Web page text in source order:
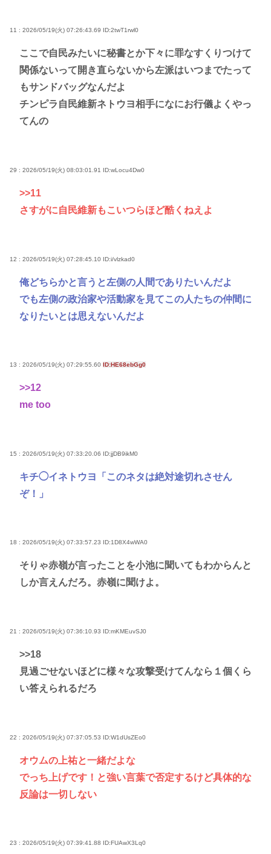
11 : 2026/05/19(火) 07:26:43.69 ID:2twT1rwl0
ここで自民みたいに秘書とか下々に罪なすくりつけて
関係ないって開き直らないから左派はいつまでたって
もサンドバッグなんだよ
チンピラ自民維新ネトウヨ相手になにお行儀よくやっ
てんの
29 : 2026/05/19(火) 08:03:01.91 ID:wLocu4Dw0
>>11
さすがに自民維新もこいつらほど酷くねえよ
12 : 2026/05/19(火) 07:28:45.10 ID:i/vlzkad0
俺どちらかと言うと左側の人間でありたいんだよ
でも左側の政治家や活動家を見てこの人たちの仲間に
なりたいとは思えないんだよ
13 : 2026/05/19(火) 07:29:55.60 ID:HE68ebGg0
>>12
me too
15 : 2026/05/19(火) 07:33:20.06 ID:jjDB9ikM0
キチ◯イネトウヨ「このネタは絶対途切れさせん
ぞ！」
18 : 2026/05/19(火) 07:33:57.23 ID:1D8X4wWA0
そりゃ赤嶺が言ったことを小池に聞いてもわからんと
しか言えんだろ。赤嶺に聞けよ。
21 : 2026/05/19(火) 07:36:10.93 ID:mKMEuvSJ0
>>18
見過ごせないほどに様々な攻撃受けてんなら１個くら
い答えられるだろ
22 : 2026/05/19(火) 07:37:05.53 ID:W1dUsZEo0
オウムの上祐と一緒だよな
でっち上げです！と強い言葉で否定するけど具体的な
反論は一切しない
23 : 2026/05/19(火) 07:39:41.88 ID:FUAwX3Lq0